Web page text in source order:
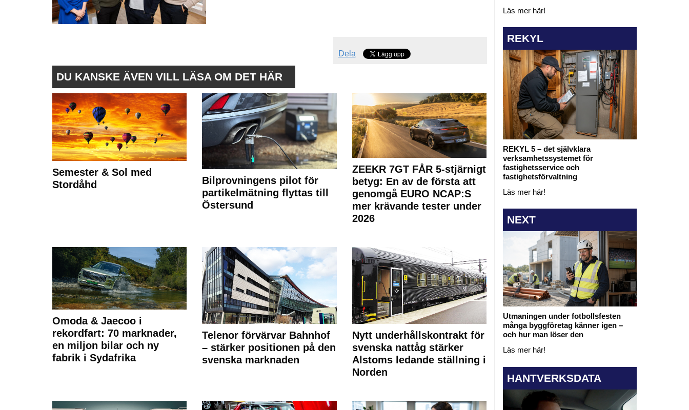
Dela
DU KANSKE ÄVEN VILL LÄSA OM DET HÄR
Semester & Sol med
Stordåhd
Bilprovningens pilot för
partikelmätning flyttas till
Östersund
ZEEKR 7GT FÅR 5-stjärnigt
betyg: En av de första att
genomgå EURO NCAP:S
mer krävande tester under
2026
Omoda & Jaecoo i
rekordfart: 70 marknader,
en miljon bilar och ny
fabrik i Sydafrika
Telenor förvärvar Bahnhof
– stärker positionen på den
svenska marknaden
Nytt underhållskontrakt för
svenska nattåg stärker
Alstoms ledande ställning i
Norden
Läs mer här!
REKYL
REKYL 5 – det självklara
verksamhetssystemet för
fastighetsservice och
fastighetsförvaltning
Läs mer här!
NEXT
Utmaningen under fotbollsfesten
många byggföretag känner igen –
och hur man löser den
Läs mer här!
HANTVERKSDATA